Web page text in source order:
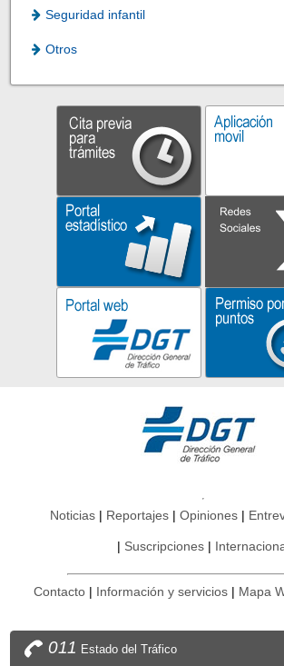
Seguridad infantil
Otros
Noticias Reportajes Opiniones
Suscripciones
Contacto Información y servicios Mapa
011 Estado del Tráfico